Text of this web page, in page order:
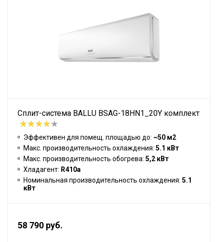
Сплит-система BALLU BSAG-18HN1_20Y комплект
Эффективен для помещ. площадью до: ~50 м2
Макс. производительность охлаждения: 5.1 кВт
Макс. производительность обогрева: 5,2 кВт
Хладагент: R410a
Номинальная производительность охлаждения: 5.1
кВт
58 790 руб.